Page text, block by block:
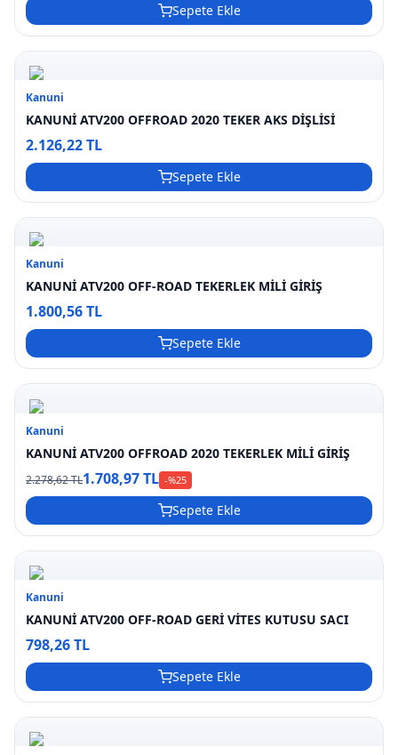
Sepete Ekle
Kanuni
KANUNİ ATV200 OFFROAD 2020 TEKER AKS DİŞLİSİ
2.126,22 TL
Sepete Ekle
Kanuni
KANUNİ ATV200 OFF-ROAD TEKERLEK MİLİ GİRİŞ
1.800,56 TL
Sepete Ekle
Kanuni
KANUNİ ATV200 OFFROAD 2020 TEKERLEK MİLİ GİRİŞ
2.278,62 TL1.708,97 TL -%25
Sepete Ekle
Kanuni
KANUNİ ATV200 OFF-ROAD GERİ VİTES KUTUSU SACI
798,26 TL
Sepete Ekle